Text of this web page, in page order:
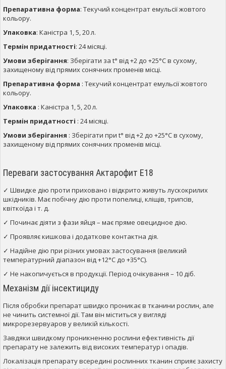
Препаративна форма: Текучий концентрат емульсії жовтого
кольору.
Упаковка: Каністра 1, 5, 20 л.
Термін придатності: 24 місяці.
Умови зберігання: Зберігати за t° від +2 до +25°С в сухому,
захищеному від прямих сонячних променів місці.
Препаративна форма : Текучий концентрат емульсії жовтого
кольору.
Упаковка : Каністра 1, 5, 20 л.
Термін придатності : 24 місяці.
Умови зберігання : Зберігати при t° від +2 до +25°С в сухому,
захищеному від прямих сонячних променів місці.
Переваги застосування Актарофит Е18
✓ Швидке дію проти приховано і відкрито живуть лускокрилих
шкідників. Має побічну дію проти попелиці, кліщів, трипсів,
квіткоїда і т. д.
✓ Починає діяти з фази яйця – має пряме овецидное дію.
✓ Проявляє кишкова і додаткове контактна дія.
✓ Надійне дію при різних умовах застосування (великий
температурний діапазон від +12°С до +35°С).
✓ Не накопичується в продукції. Період очікування – 10 діб.
Механізм дії інсектициду
Після обробки препарат швидко проникає в тканини рослин, але
не чинить системної дії. Там він міститься у вигляді
микрорезервуаров у великій кількості.
Завдяки швидкому проникненню рослини ефективність дії
препарату не залежить від високих температур і опадів.
Локалізація препарату всередині рослинних тканин сприяє захисту